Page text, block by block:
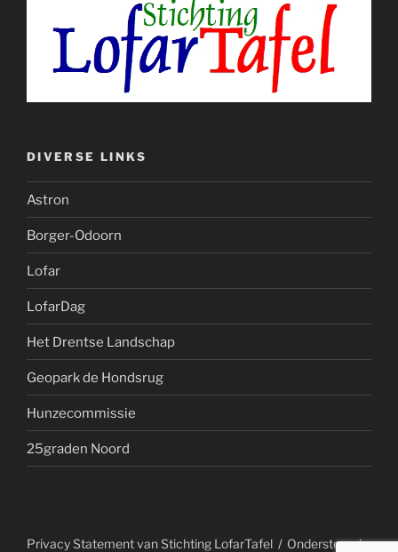
DIVERSE LINKS
Astron
Borger-Odoorn
Lofar
LofarDag
Het Drentse Landschap
Geopark de Hondsrug
Hunzecommissie
25graden Noord
Privacy Statement van Stichting LofarTafel Ondersteund